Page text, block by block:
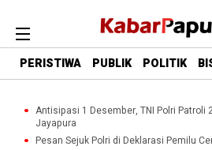
PERISTIWA PUBLIK POLITIK
Antisipasi 1 Desember, TNI Polri Patroli
Jayapura
Pesan Sejuk Polri di Deklarasi Pemilu